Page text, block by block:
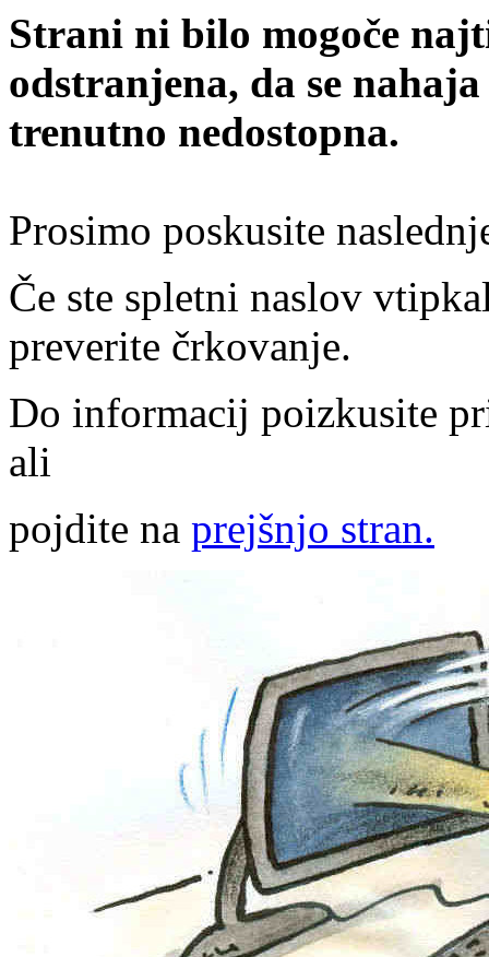
Strani ni bilo mogoče
odstranjena, da se
trenutno nedostopna.
Prosimo poskusite
Če ste spletni naslov
preverite črkovanje.
Do informacij poizkusite
ali
pojdite na prejšnjo stran.